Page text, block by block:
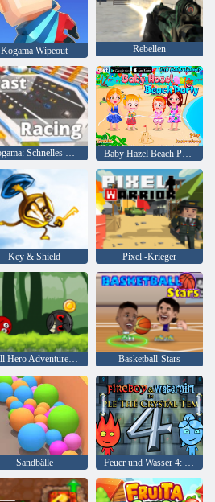
Kogama Wipeout Rebellen
Kogama: Schnelles Rennen Baby Hazel Beach Party
Key & Shield Pixel -Krieger
Ball Hero Adventure: Roter Schlagball Basketball-Stars
Sandbälle Feuer und Wasser 4: Kristalltempel